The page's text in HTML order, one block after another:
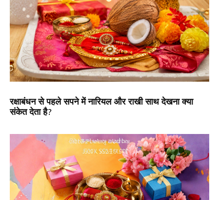
रक्षाबंधन से पहले सपने में नारियल और राखी साथ देखना क्या
संकेत देता है?